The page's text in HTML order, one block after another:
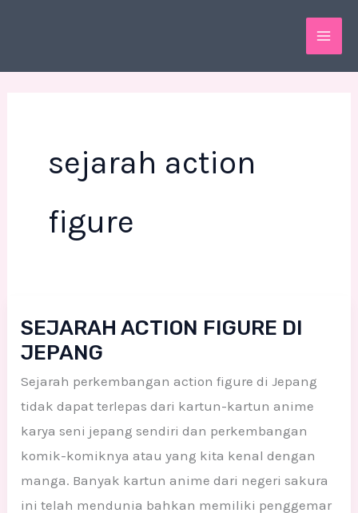
sejarah action
figure
SEJARAH ACTION FIGURE DI
JEPANG
Sejarah perkembangan action figure di Jepang
tidak dapat terlepas dari kartun-kartun anime
karya seni jepang sendiri dan perkembangan
komik-komiknya atau yang kita kenal dengan
manga. Banyak kartun anime dari negeri sakura
ini telah mendunia bahkan memiliki penggemar
ACTION
FIGURE
DI
JEPANG